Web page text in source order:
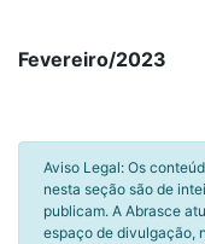
Fevereiro/2023
Aviso Legal: Os
nesta seção são de
publicam. A Abrasce
espaço de divulgação,